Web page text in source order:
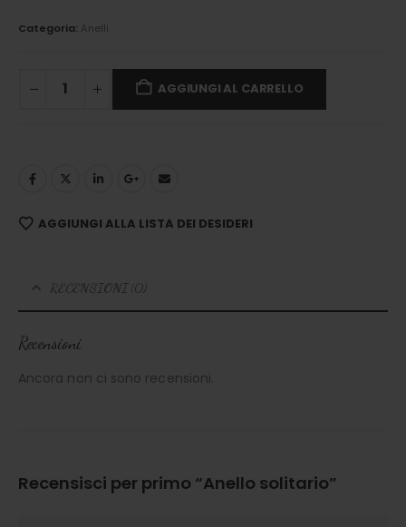
Categoria: Anelli
AGGIUNGI AL CARRELLO
AGGIUNGI ALLA LISTA DEI DESIDERI
RECENSIONI (0)
Recensioni
Ancora non ci sono recensioni.
Recensisci per primo “Anello solitario”